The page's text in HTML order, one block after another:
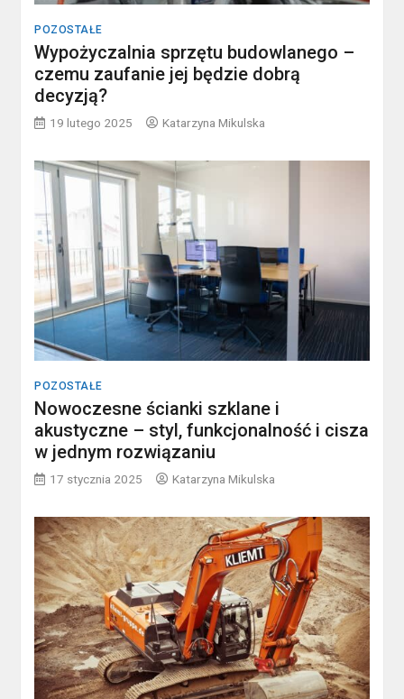
POZOSTAŁE
Wypożyczalnia sprzętu budowlanego –
czemu zaufanie jej będzie dobrą
decyzją?
19 lutego 2025 Katarzyna Mikulska
POZOSTAŁE
Nowoczesne ścianki szklane i
akustyczne – styl, funkcjonalność i cisza
w jednym rozwiązaniu
17 stycznia 2025 Katarzyna Mikulska